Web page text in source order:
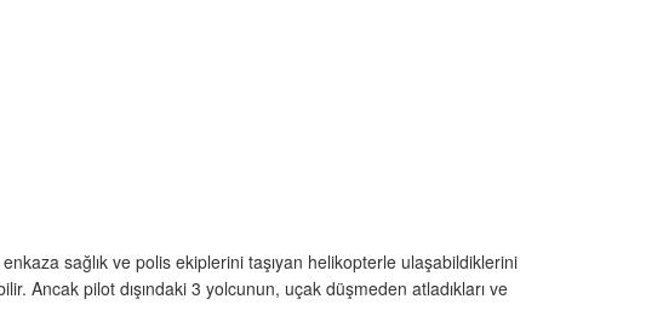
sağlık ve polis ekiplerini taşıyan helikopterle ulaşabildiklerini
Ancak pilot dışındaki 3 yolcunun, uçak düşmeden atladıkları ve